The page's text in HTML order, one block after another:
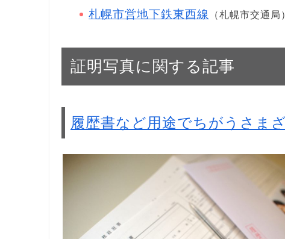
札幌市営地下鉄東西線 （札幌市交通局
証明写真に関する記事
履歴書など用途でちがうさま